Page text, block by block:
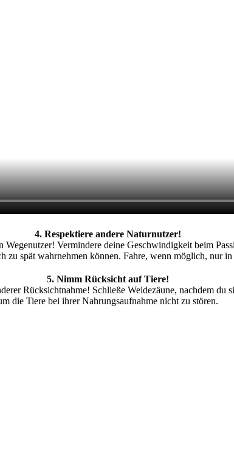
4. Respektiere andere Naturnutzer!
Vermindere deine Geschwindigkeit beim
zu spät wahrnehmen können. Fahre, wenn möglich, nur
5. Nimm Rücksicht auf Tiere!
Rücksichtnahme! Schließe Weidezäune, nachdem du
die Tiere bei ihrer Nahrungsaufnahme nicht zu stören.